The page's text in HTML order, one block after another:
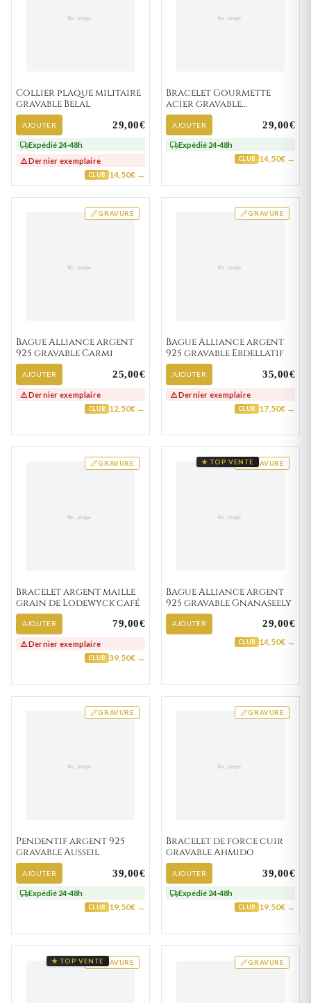
Collier plaque militaire
gravable Belal
AJOUTER 29,00€
Expédié 24-48h
⚠️ Dernier exemplaire
CLUB 14,50€ →
Bracelet Gourmette
acier gravable
Andrejoseph
AJOUTER 29,00€
Expédié 24-48h
CLUB 14,50€ →
GRAVURE
Bague Alliance argent
925 gravable Carmi
AJOUTER 25,00€
⚠️ Dernier exemplaire
CLUB 12,50€ →
GRAVURE
Bague Alliance argent
925 gravable Ebdellatif
AJOUTER 35,00€
⚠️ Dernier exemplaire
CLUB 17,50€ →
GRAVURE
Bracelet argent maille
grain de Lodewyck café
AJOUTER 79,00€
⚠️ Dernier exemplaire
CLUB 39,50€ →
GRAVURE
★ TOP VENTE
Bague Alliance argent
925 gravable Gnanaseely
AJOUTER 29,00€
CLUB 14,50€ →
GRAVURE
Pendentif argent 925
gravable Ausseil
AJOUTER 39,00€
Expédié 24-48h
CLUB 19,50€ →
GRAVURE
Bracelet de force cuir
gravable Ahmido
AJOUTER 39,00€
Expédié 24-48h
CLUB 19,50€ →
GRAVURE
★ TOP VENTE GRAVURE